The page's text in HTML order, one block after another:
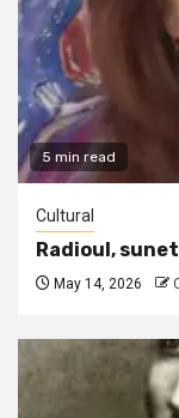
5 min read
Cultural
Radioul,
May 14, 2026